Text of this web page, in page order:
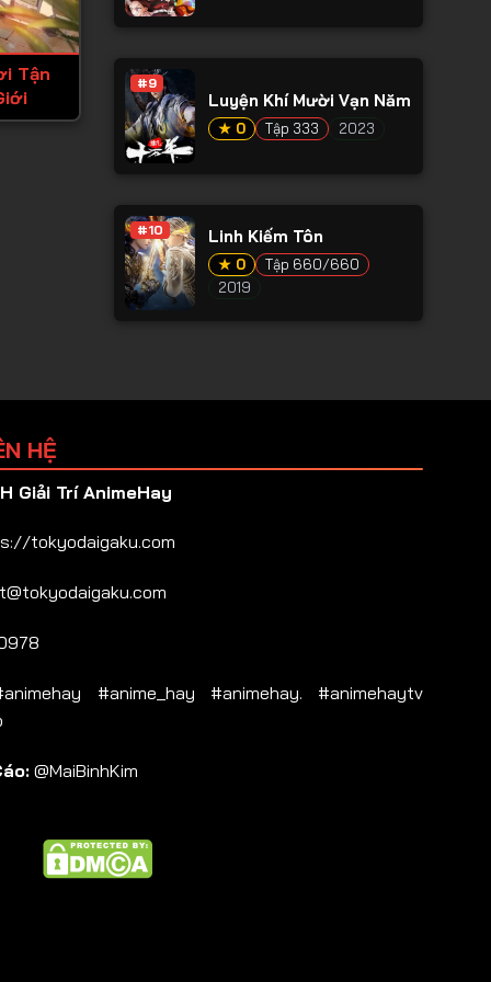
Tận
#9
Luyện Khí Mười Vạn Năm
★ 0 Tập 333 2023
#10 Linh Kiếm Tôn
★ 0
Tập 660/660
2019
HỆ
Giải Trí AnimeHay
tokyodaigaku.com
#anime_hay #animehay. #animehaytv
@MaiBinhKim